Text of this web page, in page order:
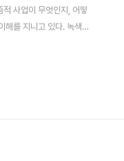
사업이 무엇인지, 어떻
해를 지니고 있다. 녹색이
Individualist든, 활동가
문제에 관한 그들 자신의